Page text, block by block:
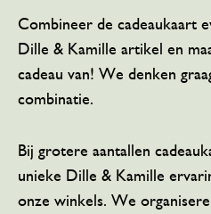
Combineer de cadeaukaart
Dille & Kamille artikel en
cadeau van! We denken
combinatie.
Bij grotere aantallen
unieke Dille & Kamille
onze winkels. We